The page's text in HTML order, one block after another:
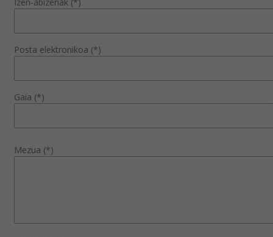
Posta elektronikoa (*)
Gaia (*)
Mezua (*)